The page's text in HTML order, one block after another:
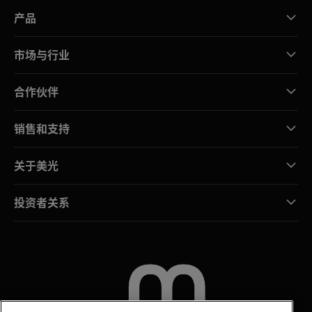
产品
市场与行业
合作伙伴
销售和支持
关于美光
投资者关系